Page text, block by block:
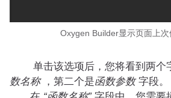
Oxygen Builder显示页面上
单击该选项后，您将看到两个
数名称，第二个是函数参数字段。